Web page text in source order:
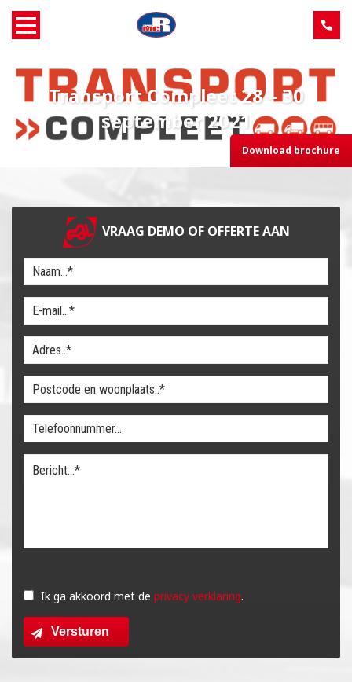
Home
Over MCR
Service
Machine aanbod
Nieuws
Contact
Transport Compleet 28 – 30
september 2021
Download brochure
VRAAG DEMO OF OFFERTE AAN
dit
veld
leeg
Ik ga akkoord met de privacy verklaring.
Versturen